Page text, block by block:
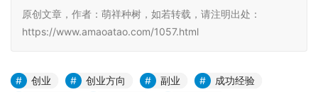
原创文章，作者：萌祥种树，如若转载，请注明出处：
https://www.amaoatao.com/1057.html
创业 创业方向 副业
成功经验